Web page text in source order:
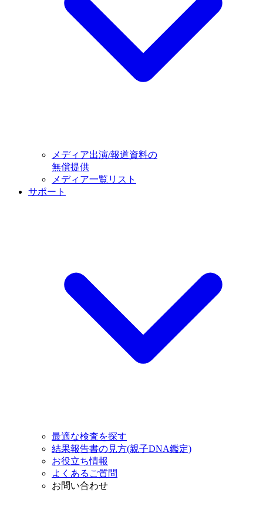
メディア出演/報道資料の
無償提供
メディア一覧リスト
サポート
最適な検査を探す
結果報告書の見方(親子DNA鑑定)
お役立ち情報
よくあるご質問
お問い合わせ